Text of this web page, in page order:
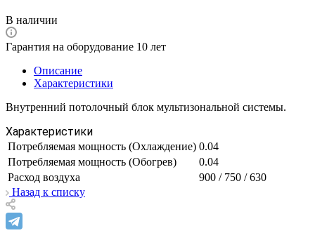
В наличии
Гарантия на оборудование 10 лет
Описание
Характеристики
Внутренний потолочный блок мультизональной системы.
Характеристики
Потребляемая мощность (Охлаждение) 0.04
Потребляемая мощность (Обогрев)
0.04
Расход воздуха
900 / 750 / 630
Назад к списку